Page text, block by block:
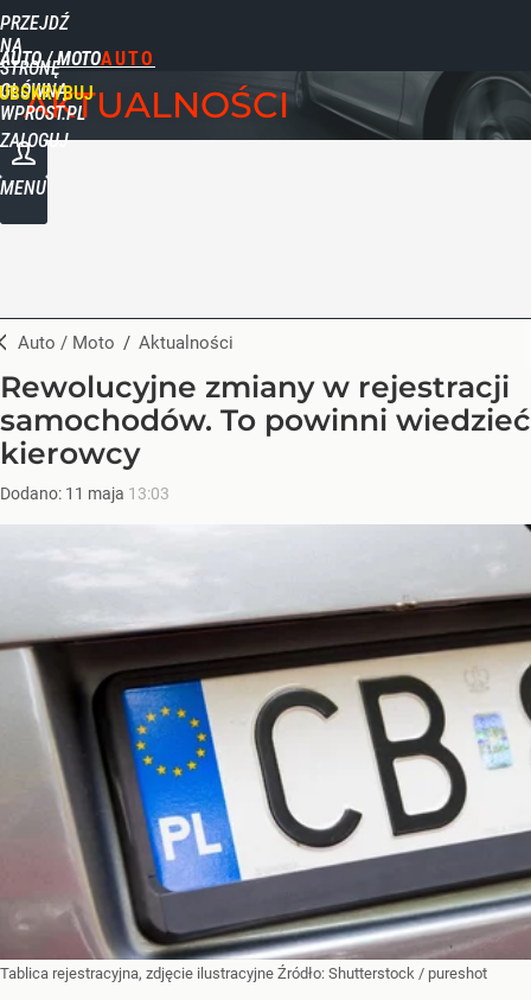
PRZEJDŹ
NA
STRONĘ
GŁÓWNĄ
WPROST.PL
AUTO / MOTO
ZALOGUJ
MENU
AKTUALNOŚCI
Auto / Moto / Aktualności
Rewolucyjne zmiany w rejestracji
samochodów. To powinni wiedzieć
kierowcy
Dodano: 11 maja 13:03
Tablica rejestracyjna, zdjęcie ilustracyjne Źródło: Shutterstock / pureshot